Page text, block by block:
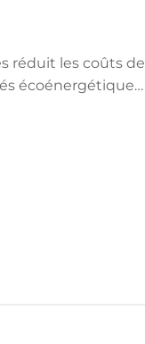
réduit les coûts de
écoénergétiques
comment